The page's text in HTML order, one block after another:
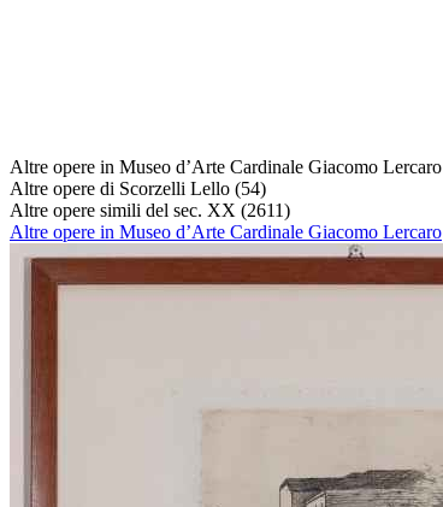
Altre opere in Museo d’Arte Cardinale Giacomo Lercaro
Altre opere di Scorzelli Lello (54)
Altre opere simili del sec. XX (2611)
Altre opere in Museo d’Arte Cardinale Giacomo Lercaro